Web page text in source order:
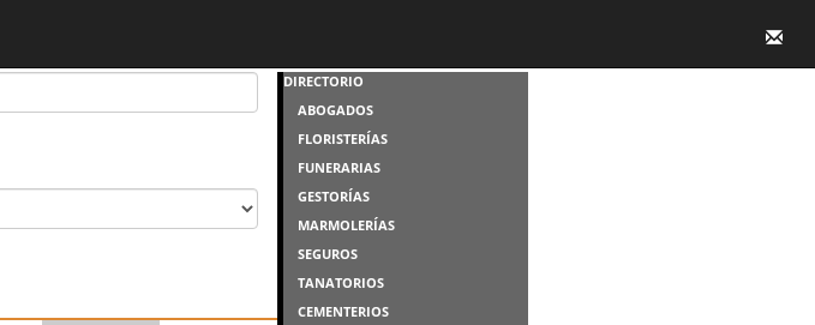
DIRECTORIO
ABOGADOS
FLORISTERÍAS
FUNERARIAS
GESTORÍAS
MARMOLERÍAS
SEGUROS
TANATORIOS
CEMENTERIOS